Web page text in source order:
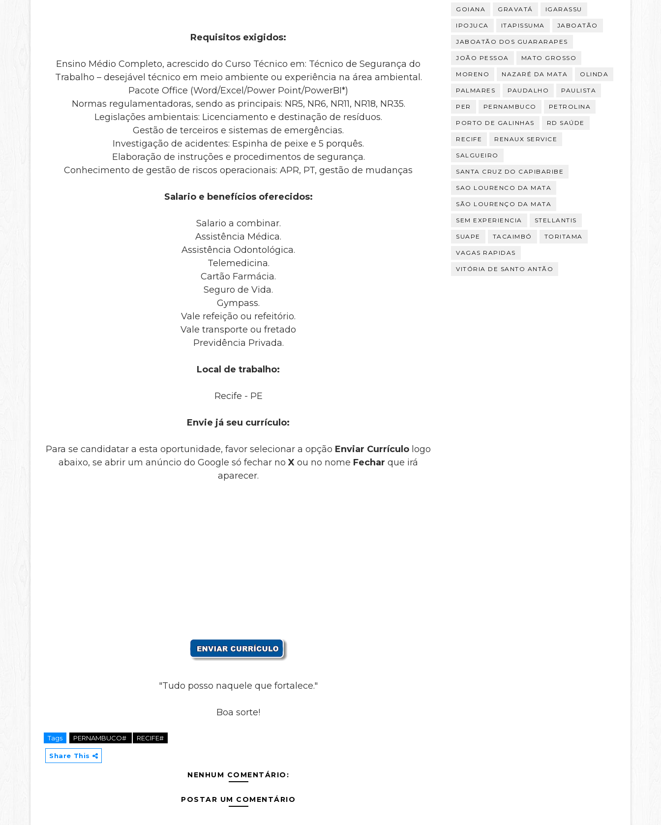
Requisitos exigidos:
Ensino Médio Completo, acrescido do Curso Técnico em: Técnico de Segurança do
Trabalho – desejável técnico em meio ambiente ou experiência na área ambiental.
Pacote Office (Word/Excel/Power Point/PowerBI*)
Normas regulamentadoras, sendo as principais: NR5, NR6, NR11, NR18, NR35.
Legislações ambientais: Licenciamento e destinação de resíduos.
Gestão de terceiros e sistemas de emergências.
Investigação de acidentes: Espinha de peixe e 5 porquês.
Elaboração de instruções e procedimentos de segurança.
Conhecimento de gestão de riscos operacionais: APR, PT, gestão de mudanças
Salario e benefícios oferecidos:
Salario a combinar.
Assistência Médica.
Assistência Odontológica.
Telemedicina.
Cartão Farmácia.
Seguro de Vida.
Gympass.
Vale refeição ou refeitório.
Vale transporte ou fretado
Previdência Privada.
Local de trabalho:
Recife - PE
Envie já seu currículo:
Para se candidatar a esta oportunidade, favor selecionar a opção Enviar Currículo logo
abaixo, se abrir um anúncio do Google só fechar noXou no nome Fecharque irá
aparecer.
"Tudo posso naquele que fortalece."
Boa sorte!
Tags PERNAMBUCO# RECIFE#
Share This
NENHUM COMENTÁRIO:
POSTAR UM COMENTÁRIO
GOIANA GRAVATÁ IGARASSU
IPOJUCA ITAPISSUMA JABOATÃO
JABOATÃO DOS GUARARAPES
JOÃO PESSOA MATO GROSSO
MORENO NAZARÉ DA MATA OLINDA
PALMARES PAUDALHO PAULISTA
PER PERNAMBUCO PETROLINA
PORTO DE GALINHAS RD SAÚDE
RECIFE RENAUX SERVICE
SALGUEIRO
SANTA CRUZ DO CAPIBARIBE
SAO LOURENCO DA MATA
SÃO LOURENÇO DA MATA
SEM EXPERIENCIA STELLANTIS
SUAPE TACAIMBÓ TORITAMA
VAGAS RAPIDAS
VITÓRIA DE SANTO ANTÃO